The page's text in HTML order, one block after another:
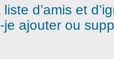
d’amis et
ajouter ou